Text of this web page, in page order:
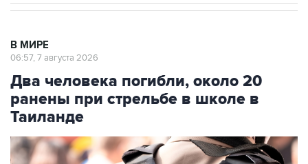
В МИРЕ
06:57, 7 августа 2026
Два человека погибли, около 20
ранены при стрельбе в школе в
Таиланде